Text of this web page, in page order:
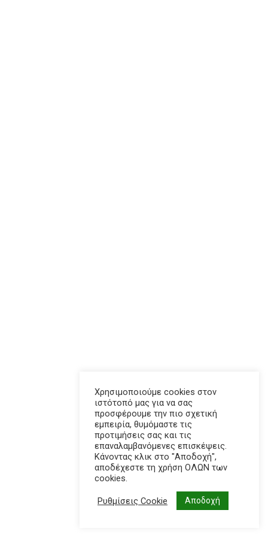
Χρησιμοποιούμε cookies στον
ιστότοπό μας για να σας
προσφέρουμε την πιο σχετική
εμπειρία, θυμόμαστε τις
προτιμήσεις σας και τις
επαναλαμβανόμενες επισκέψεις.
Κάνοντας κλικ στο "Αποδοχή",
αποδέχεστε τη χρήση ΟΛΩΝ των
cookies.
Ρυθμίσεις Cookie Αποδοχή